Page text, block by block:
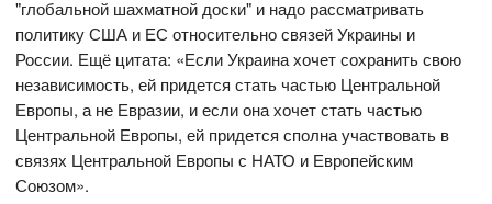
"глобальной шахматной доски" и надо рассматривать
политику США и ЕС относительно связей Украины и
России. Ещё цитата: «Если Украина хочет сохранить свою
независимость, ей придется стать частью Центральной
Европы, а не Евразии, и если она хочет стать частью
Центральной Европы, ей придется сполна участвовать в
связях Центральной Европы с НАТО и Европейским
Союзом».